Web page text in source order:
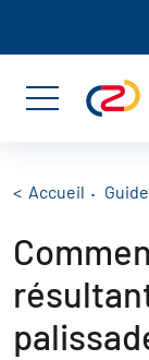
au
au
principal
au
de
page
Menu
TEXTE
Fil d'Ariane
Accueil
Panneau de